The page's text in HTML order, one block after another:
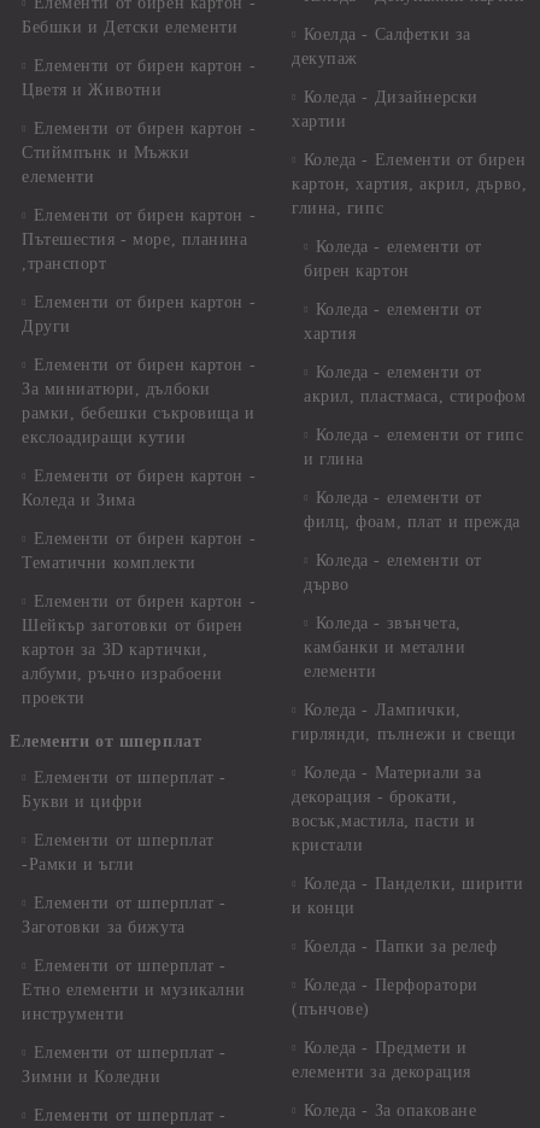
Бебшки и Детски елементи
Елементи от бирен картон -
Цветя и Животни
Елементи от бирен картон -
Стиймпънк и Мъжки
елементи
Елементи от бирен картон -
Пътешестия - море, планина
,транспорт
Елементи от бирен картон -
Други
Елементи от бирен картон -
За миниатюри, дълбоки
рамки, бебешки съкровища и
екслоадиращи кутии
Елементи от бирен картон -
Коледа и Зима
Елементи от бирен картон -
Тематични комплекти
Елементи от бирен картон -
Шейкър заготовки от бирен
картон за 3D картички,
албуми, ръчно израбоени
проекти
Елементи от шперплат
Елементи от шперплат -
Букви и цифри
Елементи от шперплат
-Рамки и ъгли
Елементи от шперплат -
Заготовки за бижута
Елементи от шперплат -
Етно елементи и музикални
инструменти
Елементи от шперплат -
Зимни и Коледни
Елементи от шперплат -
Коелда - Салфетки за
декупаж
Коледа - Дизайнерски
хартии
Коледа - Eлементи от бирен
картон, хартия, акрил, дърво,
глина, гипс
Коледа - елементи от
бирен картон
Коледа - елементи от
хартия
Коледа - елементи от
акрил, пластмаса, стирофом
Коледа - елементи от гипс
и глина
Коледа - елементи от
филц, фоам, плат и прежда
Коледа - елементи от
дърво
Коледа - звънчета,
камбанки и метални
елементи
Коледа - Лампички,
гирлянди, пълнежи и свещи
Коледа - Материали за
декорация - брокати,
восък,мастила, пасти и
кристали
Коледа - Панделки, ширити
и конци
Коелда - Папки за релеф
Коледа - Перфоратори
(пънчове)
Коледа - Предмети и
елементи за декорация
Коледа - За опаковане